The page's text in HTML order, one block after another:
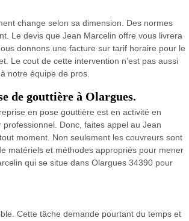
change selon sa dimension. Des normes
Le devis que Jean Marcelin offre vous livrera
donnons une facture sur tarif horaire pour le
Le cout de cette intervention n’est pas aussi
notre équipe de pros.
de gouttière à Olargues.
en pose gouttière est en activité en
Donc, faites appel au Jean
moment. Non seulement les couvreurs sont
matériels et méthodes appropriés pour mener
qui se situe dans Olargues 34390 pour
Cette tâche demande pourtant du temps et